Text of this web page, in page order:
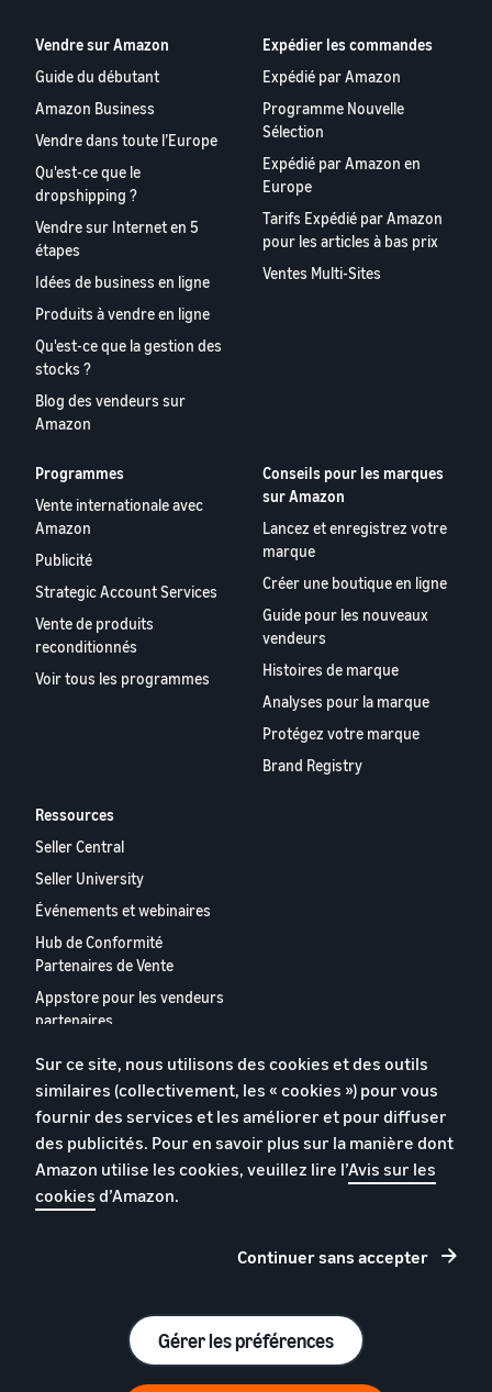
Vendre sur Amazon
Guide du débutant
Amazon Business
Vendre dans toute l’Europe
Qu'est-ce que le
dropshipping ?
Vendre sur Internet en 5
étapes
Idées de business en ligne
Produits à vendre en ligne
Qu'est-ce que la gestion des
stocks ?
Blog des vendeurs sur
Amazon
Expédier les commandes
Expédié par Amazon
Programme Nouvelle
Sélection
Expédié par Amazon en
Europe
Tarifs Expédié par Amazon
pour les articles à bas prix
Ventes Multi-Sites
Programmes
Vente internationale avec
Amazon
Publicité
Strategic Account Services
Vente de produits
reconditionnés
Voir tous les programmes
Conseils pour les marques
sur Amazon
Lancez et enregistrez votre
marque
Créer une boutique en ligne
Guide pour les nouveaux
vendeurs
Histoires de marque
Analyses pour la marque
Protégez votre marque
Brand Registry
Ressources
Seller Central
Seller University
Événements et webinaires
Hub de Conformité
Partenaires de Vente
Appstore pour les vendeurs
partenaires
vendeurs partenaires
européens
Politique de confidentialité
Conditions générales
Sur ce site, nous utilisons des cookies et des outils
similaires (collectivement, les « cookies ») pour vous
fournir des services et les améliorer et pour diffuser
des publicités. Pour en savoir plus sur la manière dont
Amazon utilise les cookies, veuillez lire l’Avis sur les
cookies d’Amazon.
Continuer sans accepter
Gérer les préférences